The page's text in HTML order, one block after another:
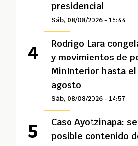
presidencial
Sáb, 08/08/2026 - 15:44
Rodrigo Lara
y movimientos de
MinInterior hasta el
agosto
Sáb, 08/08/2026 - 14:57
Caso Ayotzinapa:
posible contenido